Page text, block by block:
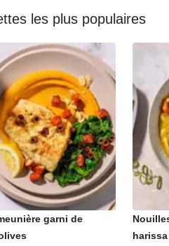
les plus populaires
garni de
harissa